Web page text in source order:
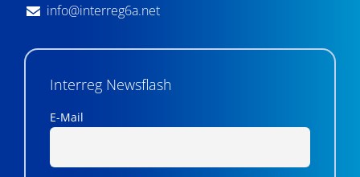
info@interreg6a.net
Interreg Newsflash
E-Mail